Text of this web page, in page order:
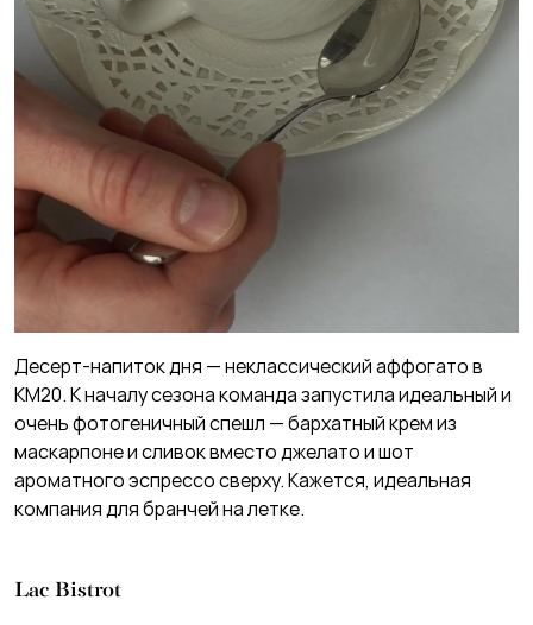
Десерт-напиток дня — неклассический аффогато в
KM20. К началу сезона команда запустила идеальный и
очень фотогеничный спешл — бархатный крем из
маскарпоне и сливок вместо джелато и шот
ароматного эспрессо сверху. Кажется, идеальная
компания для бранчей на летке.
Lac Bistrot